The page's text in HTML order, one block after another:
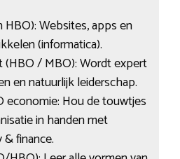
HBO): Websites, apps en
(informatica).
(HBO / MBO): Wordt expert
en natuurlijk leiderschap.
economie: Hou de touwtjes
in handen met
finance.